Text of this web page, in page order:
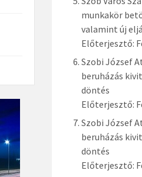
munkakör
valamint új
Előterjesztő:
Szobi József
beruházás
döntés
Előterjesztő:
Szobi József
beruházás
döntés
Előterjesztő: